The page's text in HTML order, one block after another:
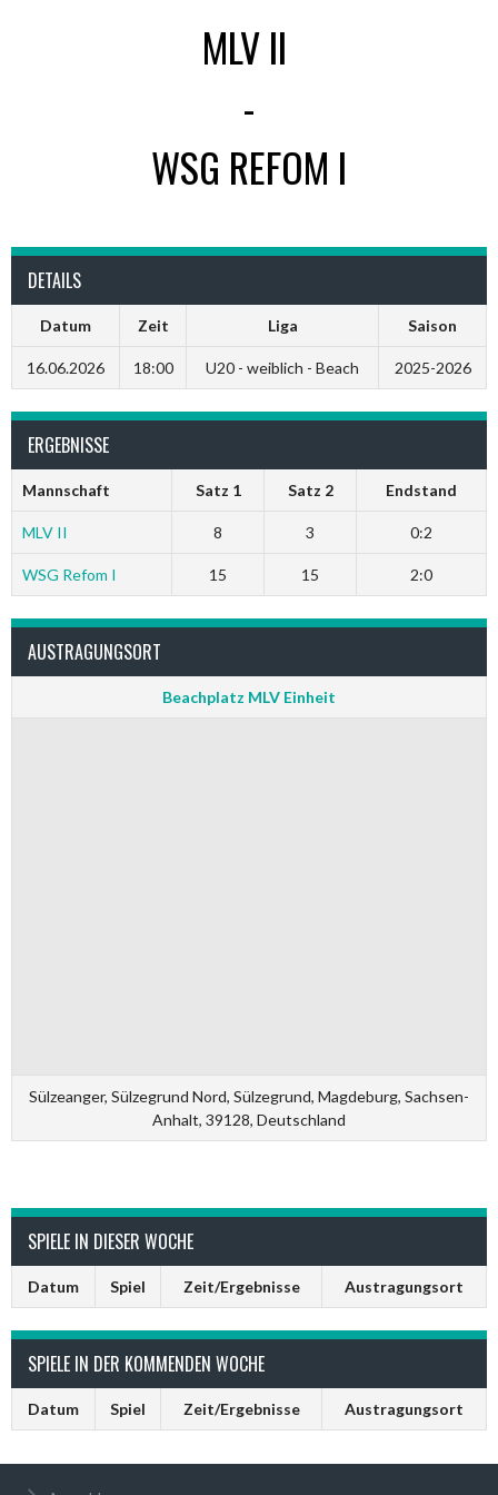
MLV II
-
WSG REFOM I
DETAILS
Datum Zeit Liga Saison
16.06.2026 18:00 U20 - weiblich - Beach 2025-2026
ERGEBNISSE
Mannschaft Satz 1 Satz 2 Endstand
MLV II 8 3 0:2
WSG Refom I 15 15 2:0
AUSTRAGUNGSORT
Beachplatz MLV Einheit
Sülzeanger, Sülzegrund Nord, Sülzegrund, Magdeburg, Sachsen-
Anhalt, 39128, Deutschland
SPIELE IN DIESER WOCHE
Datum Spiel Zeit/Ergebnisse Austragungsort
SPIELE IN DER KOMMENDEN WOCHE
Datum Spiel Zeit/Ergebnisse Austragungsort